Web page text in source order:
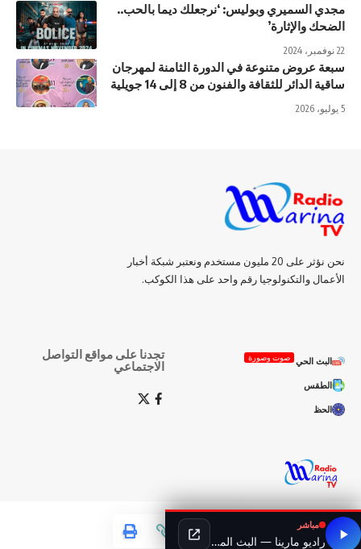
مجدي السميري وبوليس: ‘نرجعلك ديما بالحب..
الضحك والإثارة’
22 نوفمبر، 2024
سبعة عروض متنوعة في الدورة الثامنة لمهرجان
ساقية الدائر للثقافة والفنون من 8 إلى 14 جويلية
5 يوليو، 2026
نحن نؤثر على 20 مليون مستخدم ونعتبر شبكة أخبار
الأعمال والتكنولوجيا رقم واحد على هذا الكوكب.
البث الحي صوت وصورة
الطقس
الحظ
تجدنا على مواقع التواصل
الاجتماعي
مباشر
راديو مارينا — البث المباشر